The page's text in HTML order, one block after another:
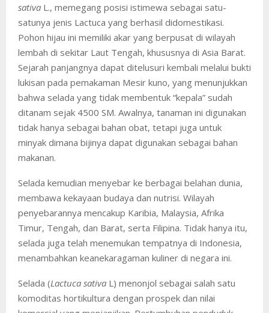
sativa L., memegang posisi istimewa sebagai satu-
satunya jenis Lactuca yang berhasil didomestikasi.
Pohon hijau ini memiliki akar yang berpusat di wilayah
lembah di sekitar Laut Tengah, khususnya di Asia Barat.
Sejarah panjangnya dapat ditelusuri kembali melalui bukti
lukisan pada pemakaman Mesir kuno, yang menunjukkan
bahwa selada yang tidak membentuk “kepala” sudah
ditanam sejak 4500 SM. Awalnya, tanaman ini digunakan
tidak hanya sebagai bahan obat, tetapi juga untuk
minyak dimana bijinya dapat digunakan sebagai bahan
makanan.
Selada kemudian menyebar ke berbagai belahan dunia,
membawa kekayaan budaya dan nutrisi. Wilayah
penyebarannya mencakup Karibia, Malaysia, Afrika
Timur, Tengah, dan Barat, serta Filipina. Tidak hanya itu,
selada juga telah menemukan tempatnya di Indonesia,
menambahkan keanekaragaman kuliner di negara ini.
Selada (Lactuca sativa L) menonjol sebagai salah satu
komoditas hortikultura dengan prospek dan nilai